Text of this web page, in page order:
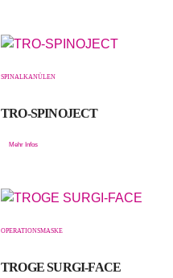
SPINALKANÜLEN
TRO-SPINOJECT
Mehr Infos
OPERATIONSMASKE
TROGE SURGI-FACE